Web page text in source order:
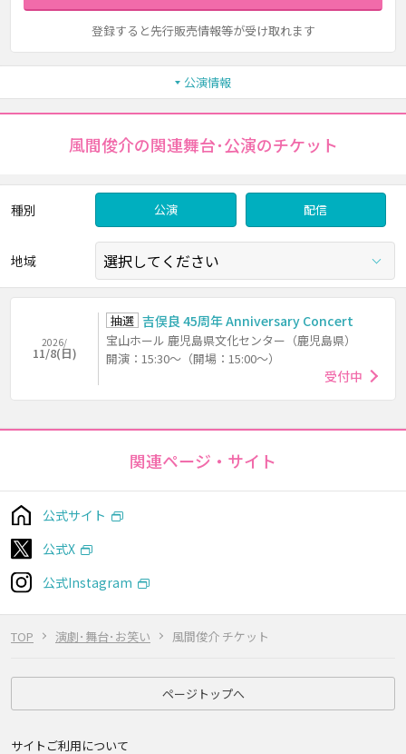
TOP 演劇･舞台･お笑い 風間俊介 チケット
登録すると先行販売情報等が受け取れます
公演情報
風間俊介の関連舞台･公演のチケット
種別 公演 配信
地域
2026/
11/8(日)
抽選 吉俣良 45周年 Anniversary Concert
宝山ホール 鹿児島県文化センター（鹿児島県）
開演：15:30～（開場：15:00～）
受付中
関連ページ・サイト
公式サイト
公式X
公式Instagram
ページトップへ
サイトご利用について